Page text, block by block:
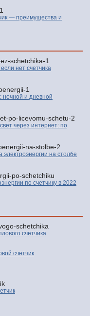
— преимущества и
нет счетчика
ночной и дневной
через интернет: по
электроэнергии на столбе
по счетчику в 2022
счетчика
счетчик